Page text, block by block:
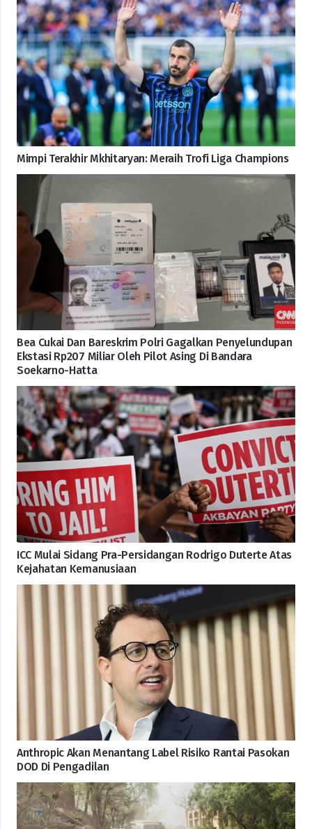
Mimpi Terakhir Mkhitaryan: Meraih Trofi Liga Champions
Bea Cukai Dan Bareskrim Polri Gagalkan Penyelundupan
Ekstasi Rp207 Miliar Oleh Pilot Asing Di Bandara
Soekarno-Hatta
ICC Mulai Sidang Pra-Persidangan Rodrigo Duterte Atas
Kejahatan Kemanusiaan
Anthropic Akan Menantang Label Risiko Rantai Pasokan
DOD Di Pengadilan